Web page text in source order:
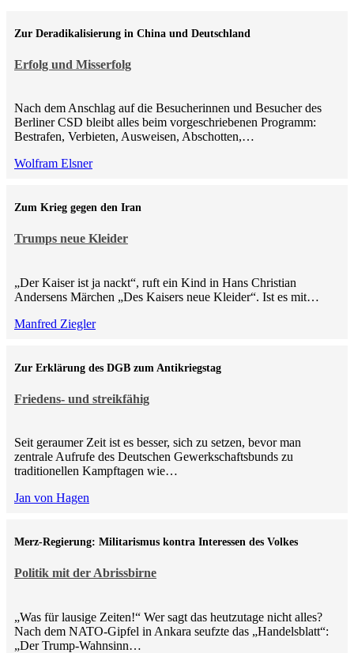
Erfolg und Misserfolg
Zur Deradikalisierung in China und Deutschland
Nach dem Anschlag auf die Besucherinnen und Besucher des
Berliner CSD bleibt alles beim vorgeschriebenen Programm:
Bestrafen, Verbieten, Ausweisen, Abschotten,…
Wolfram Elsner
Trumps neue Kleider
Zum Krieg gegen den Iran
„Der Kaiser ist ja nackt“, ruft ein Kind in Hans Christian
Andersens Märchen „Des Kaisers neue Kleider“. Ist es mit…
Manfred Ziegler
Friedens- und streikfähig
Zur Erklärung des DGB zum Antikriegstag
Seit geraumer Zeit ist es besser, sich zu setzen, bevor man
zentrale Aufrufe des Deutschen Gewerkschaftsbunds zu
traditionellen Kampftagen wie…
Jan von Hagen
Politik mit der Abrissbirne
Merz-Regierung: Militarismus kontra Inte­ressen des Volkes
„Was für lausige Zeiten!“ Wer sagt das heutzutage nicht alles?
Nach dem NATO-Gipfel in Ankara seufzte das „Handelsblatt“:
„Der Trump-Wahnsinn…